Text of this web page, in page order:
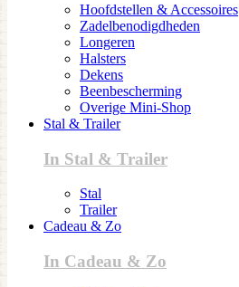
Hoofdstellen & Accessoires
Zadelbenodigdheden
Longeren
Halsters
Dekens
Beenbescherming
Overige Mini-Shop
Stal & Trailer
In Stal & Trailer
Stal
Trailer
Cadeau & Zo
In Cadeau & Zo